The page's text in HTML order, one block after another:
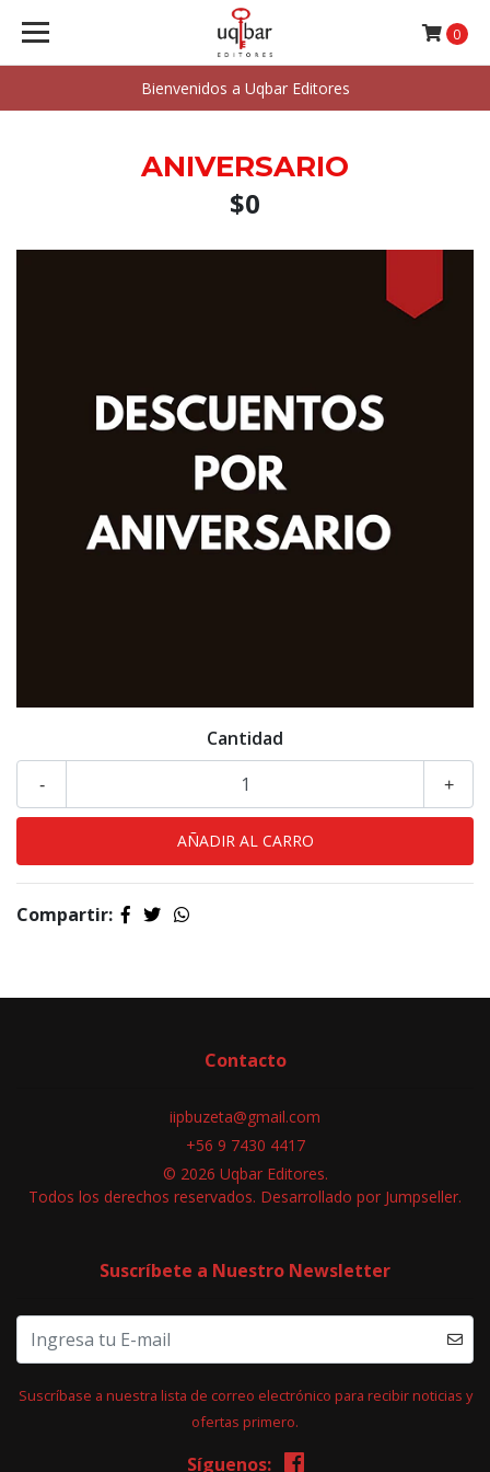
Bienvenidos a Uqbar Editores
0
ANIVERSARIO
$0
Cantidad
+
-
Compartir:
Contacto
iipbuzeta@gmail.com
+56 9 7430 4417
© 2026 Uqbar Editores.
Todos los derechos reservados. Desarrollado por Jumpseller.
Suscríbete a Nuestro Newsletter
Suscríbase a nuestra lista de correo electrónico para recibir noticias y
ofertas primero.
Síguenos: